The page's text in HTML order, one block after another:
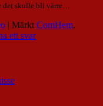
det skulle bli värre…
| Märkt ComHem,
ett svar